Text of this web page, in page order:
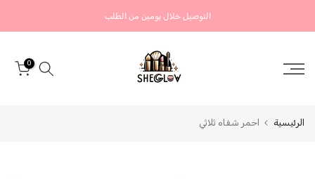
إلى
التوصيل خلال يومين من الطلب
0
الرئيسية احمر شفاه ثلاثي